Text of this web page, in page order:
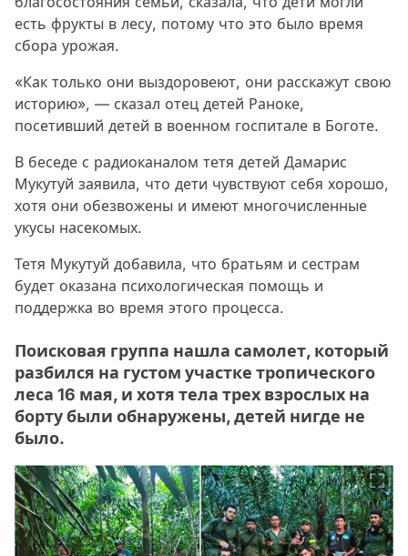
есть фрукты в лесу, потому что это было время
сбора урожая.
«Как только они выздоровеют, они расскажут свою
историю», — сказал отец детей Раноке,
посетивший детей в военном госпитале в Боготе.
В беседе с радиоканалом тетя детей Дамарис
Мукутуй заявила, что дети чувствуют себя хорошо,
хотя они обезвожены и имеют многочисленные
укусы насекомых.
Тетя Мукутуй добавила, что братьям и сестрам
будет оказана психологическая помощь и
поддержка во время этого процесса.
Поисковая группа нашла самолет, который
разбился на густом участке тропического
леса 16 мая, и хотя тела трех взрослых на
борту были обнаружены, детей нигде не
было.